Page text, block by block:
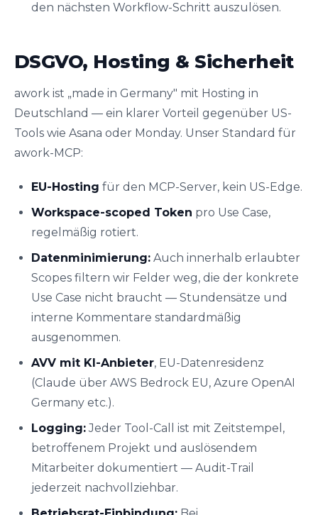
den nächsten Workflow-Schritt auszulösen.
DSGVO, Hosting & Sicherheit
awork ist „made in Germany" mit Hosting in
Deutschland — ein klarer Vorteil gegenüber US-
Tools wie Asana oder Monday. Unser Standard für
awork-MCP:
EU-Hosting für den MCP-Server, kein US-Edge.
Workspace-scoped Token pro Use Case,
regelmäßig rotiert.
Datenminimierung: Auch innerhalb erlaubter
Scopes filtern wir Felder weg, die der konkrete
Use Case nicht braucht — Stundensätze und
interne Kommentare standardmäßig
ausgenommen.
AVV mit KI-Anbieter, EU-Datenresidenz
(Claude über AWS Bedrock EU, Azure OpenAI
Germany etc.).
Logging:Jeder Tool-Call ist mit Zeitstempel,
betroffenem Projekt und auslösendem
Mitarbeiter dokumentiert — Audit-Trail
jederzeit nachvollziehbar.